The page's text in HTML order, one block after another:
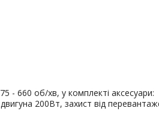
- 660 об/хв, у комплекті аксесуари:
200Вт, захист від